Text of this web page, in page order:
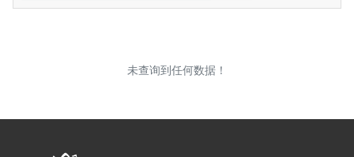
未查询到任何数据！